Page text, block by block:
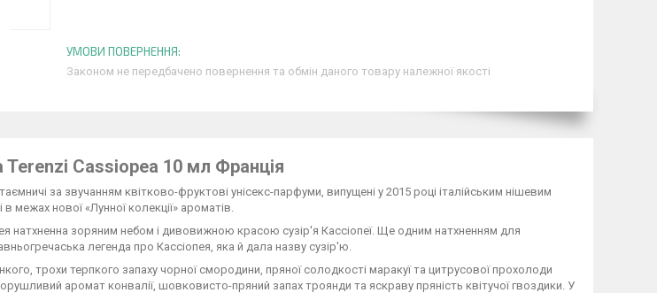
Законом не передбачено повернення та обмін даного товару належної якості
Terenzi Cassiopea 10 мл Франція
за звучанням квітково-фруктові унісекс-парфуми, випущені у 2015 році італійським нішевим
нової «Лунної колекції» ароматів.
натхненна зоряним небом і дивовижною красою сузір'я Кассіопеї. Ще одним натхненням для
легенда про Кассіопея, яка й дала назву сузір'ю.
трохи терпкого запаху чорної смородини, пряної солодкості маракуї та цитрусової прохолоди
аромат конвалії, шовковисто-пряний запах троянди та яскраву пряність квітучої гвоздики. У